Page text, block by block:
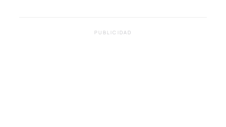
PUBLICIDAD